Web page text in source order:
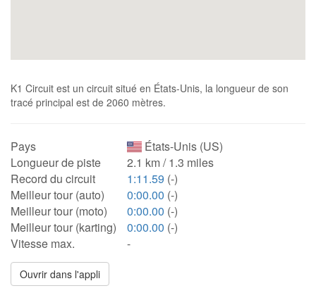
K1 Circuit est un circuit situé en États-Unis, la longueur de son
tracé principal est de 2060 mètres.
Pays
États-Unis (US)
Longueur de piste
2.1 km / 1.3 miles
Record du circuit
1:11.59 (-)
Meilleur tour (auto)
0:00.00 (-)
Meilleur tour (moto)
0:00.00 (-)
Meilleur tour (karting)
0:00.00 (-)
Vitesse max.
-
Ouvrir dans l'appli